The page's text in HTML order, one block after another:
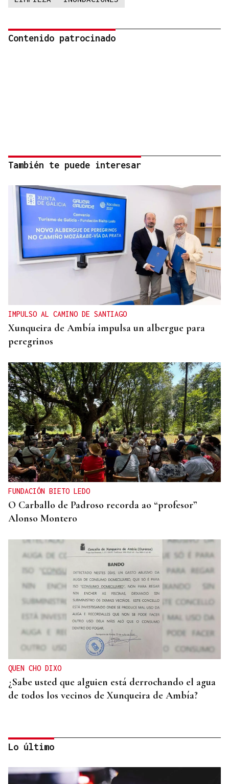
Contenido patrocinado
También te puede interesar
IMPULSO AL CAMINO DE SANTIAGO
Xunqueira de Ambía impulsa un albergue para
peregrinos
FUNDACIÓN BIETO LEDO
O Carballo de Padroso recorda ao “profesor”
Alonso Montero
QUEN CHO DIXO
¿Sabe usted que alguien está derrochando el agua
de todos los vecinos de Xunqueira de Ambía?
Lo último